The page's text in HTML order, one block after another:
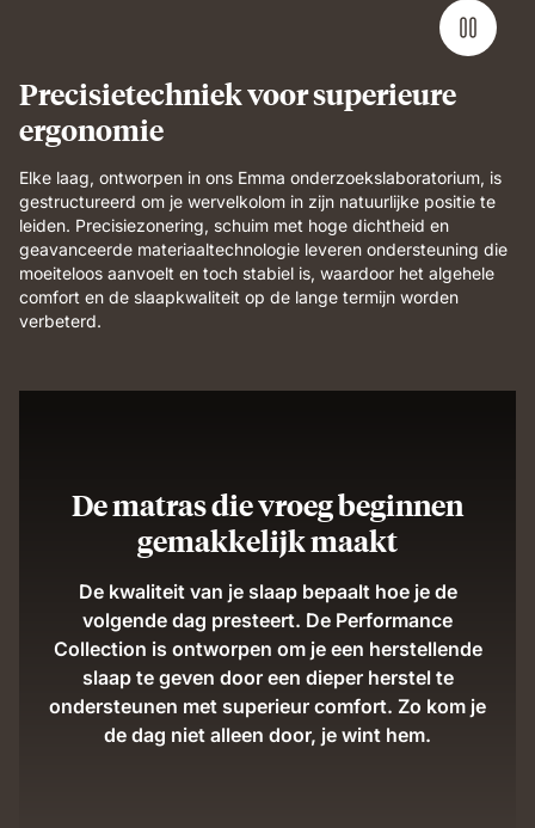
Precisietechniek voor superieure
ergonomie
Elke laag, ontworpen in ons Emma onderzoekslaboratorium, is
gestructureerd om je wervelkolom in zijn natuurlijke positie te
leiden. Precisiezonering, schuim met hoge dichtheid en
geavanceerde materiaaltechnologie leveren ondersteuning die
moeiteloos aanvoelt en toch stabiel is, waardoor het algehele
comfort en de slaapkwaliteit op de lange termijn worden
verbeterd.
De matras die vroeg beginnen
gemakkelijk maakt
De kwaliteit van je slaap bepaalt hoe je de
volgende dag presteert. De Performance
Collection is ontworpen om je een herstellende
slaap te geven door een dieper herstel te
ondersteunen met superieur comfort. Zo kom je
de dag niet alleen door, je wint hem.